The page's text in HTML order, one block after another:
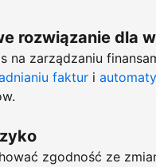
rozwiązanie dla
na zarządzaniu
faktur i
zgodność ze